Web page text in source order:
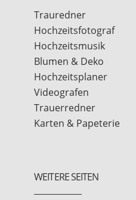
Trauredner
Hochzeitsfotograf
Hochzeitsmusik
Blumen & Deko
Hochzeitsplaner
Videografen
Trauerredner
Karten & Papeterie
WEITERE SEITEN